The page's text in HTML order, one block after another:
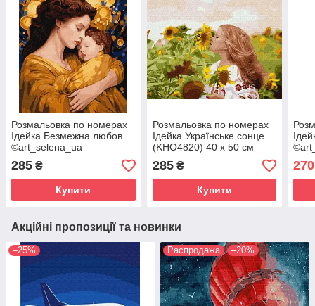
Розмальовка по номерах
Ідейка Безмежна любов
©art_selena_ua
(KHO8422) 40 х 50 см
285 ₴
Купити
Розмальовка по номерах
Ідейка Українське сонце
(KHO4820) 40 х 50 см
285₴
Купити
Акційні пропозиції та новинки
–25% Распродажа –20%